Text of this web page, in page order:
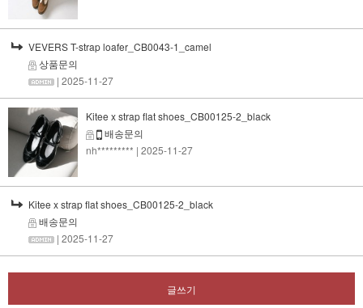
VEVERS T-strap loafer_CB0043-1_camel
상품문의
| 2025-11-27
Kitee x strap flat shoes_CB00125-2_black
배송문의
nh********* | 2025-11-27
Kitee x strap flat shoes_CB00125-2_black
배송문의
| 2025-11-27
글쓰기